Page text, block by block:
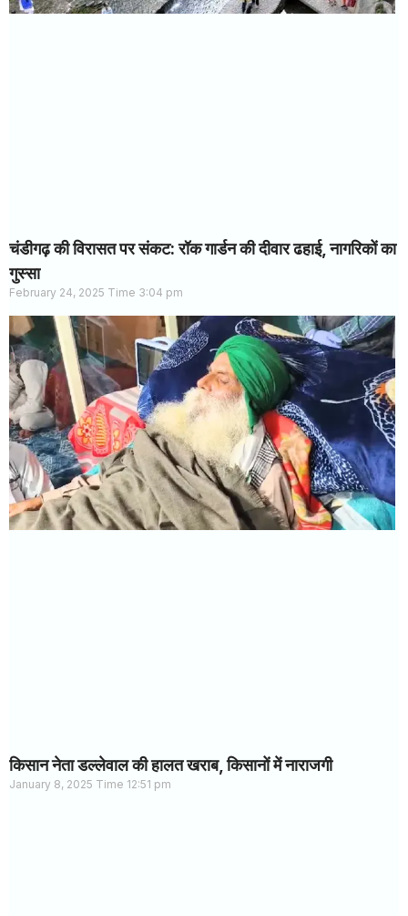
चंडीगढ़ की विरासत पर संकट: रॉक गार्डन की दीवार ढहाई, नागरिकों का
गुस्सा
February 24, 2025 3:04 pm
किसान नेता डल्लेवाल की हालत खराब, किसानों में नाराजगी
January 8, 2025 12:51 pm